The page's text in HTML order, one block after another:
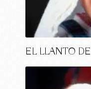
EL LLANTO